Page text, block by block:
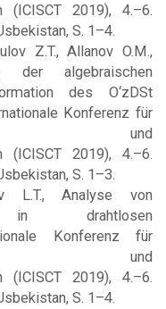
(ICISCT 2019), 4.–6.
S. 1–4.
Z.T., Allanov O.M.,
der algebraischen
des O‘zDSt
Konferenz für
und
(ICISCT 2019), 4.–6.
S. 1–3.
L.T., Analyse von
in drahtlosen
Konferenz für
und
(ICISCT 2019), 4.–6.
S. 1–4.